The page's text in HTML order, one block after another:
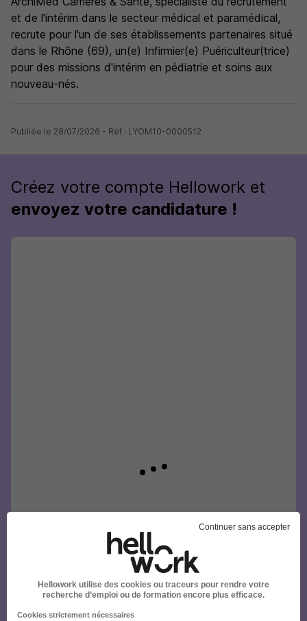
et de l'intérim dans le secteur médical et paramédical,
recrute pour l'un de ses établissements partenaires situé
dans le Rhône (69), un(e) Infirmier(e) Puériculteur(trice)
pour des missions d'intérim en pédiatrie et soins aux
nouveau-nés.
Publiée le 28/07/2026 - Réf : LYOM10-0000512
Créez votre compte Hellowork et
envoyez votre candidature !
Continuer sans accepter
Hellowork utilise des cookies ou traceurs pour rendre votre
recherche d’emploi ou de formation encore plus efficace.
Cookies strictement nécessaires